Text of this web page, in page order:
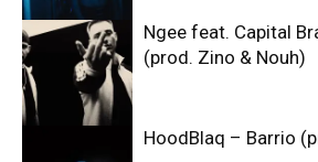
Ngee feat. Capital
(prod. Zino & Nouh)
HoodBlaq – Barrio